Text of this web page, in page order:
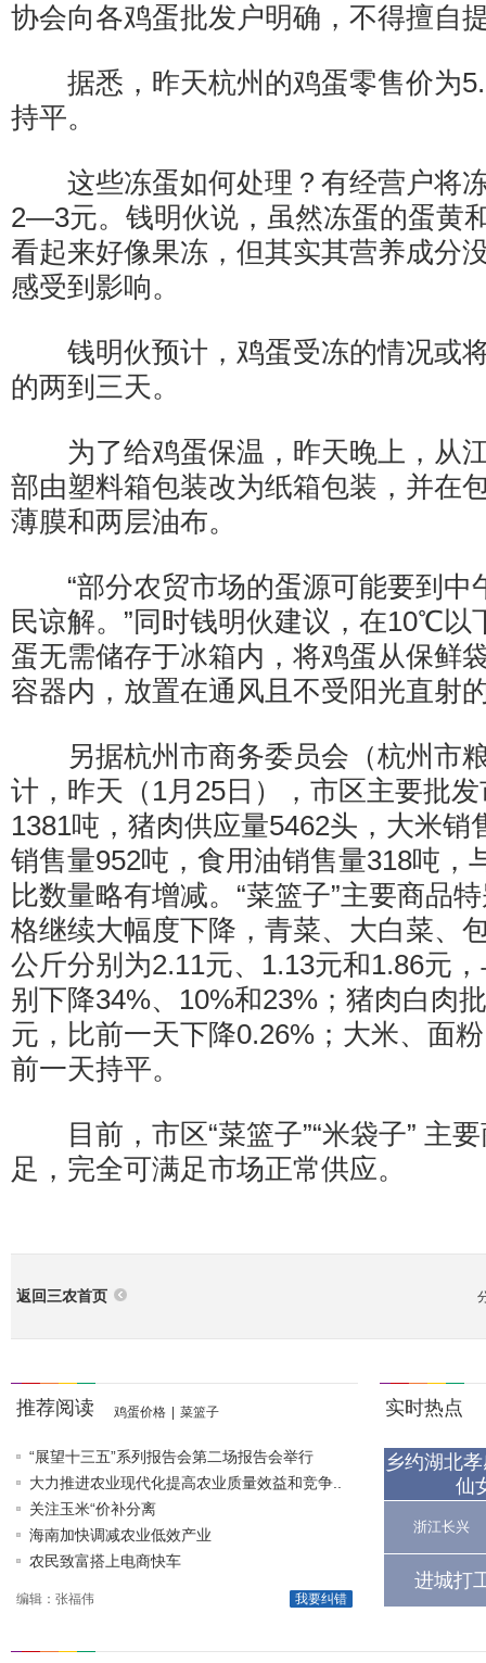
协会向各鸡蛋批发户明确，不得擅自
据悉，昨天杭州的鸡蛋零售价为
持平。
这些冻蛋如何处理？有经营户将
2—3元。钱明伙说，虽然冻蛋的蛋黄
看起来好像果冻，但其实其营养成分
感受到影响。
钱明伙预计，鸡蛋受冻的情况或
的两到三天。
为了给鸡蛋保温，昨天晚上，从
部由塑料箱包装改为纸箱包装，并在
薄膜和两层油布。
“部分农贸市场的蛋源可能要到中
民谅解。”同时钱明伙建议，在10℃以
蛋无需储存于冰箱内，将鸡蛋从保鲜
容器内，放置在通风且不受阳光直射
另据杭州市商务委员会（杭州市
计，昨天（1月25日），市区主要批
1381吨，猪肉供应量5462头，大米销
销售量952吨，食用油销售量318吨，
比数量略有增减。“菜篮子”主要商品
格继续大幅度下降，青菜、大白菜、
公斤分别为2.11元、1.13元和1.86元
别下降34%、10%和23%；猪肉白肉
元，比前一天下降0.26%；大米、面
前一天持平。
目前，市区“菜篮子”“米袋子” 主
足，完全可满足市场正常供应。
返回三农首页
推荐阅读 鸡蛋价格 菜篮子
“展望十三五”系列报告会第二场报告会举行
大力推进农业现代化提高农业质量效益和竞争..
关注玉米“价补分离
海南加快调减农业低效产业
农民致富搭上电商快车
我要纠错
编辑：张福伟
实时热点
乡约湖北
仙
浙江长兴
进城打